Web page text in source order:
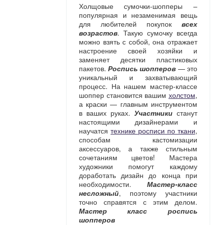
Холщовые сумочки-шопперы –
популярная и незаменимая вещь
для любителей покупок всех
возрастов. Такую сумочку всегда
можно взять с собой, она отражает
настроение своей хозяйки и
заменяет десятки пластиковых
пакетов.Роспись шопперов — это
уникальный и захватывающий
процесс. На нашем мастер-классе
шоппер становится вашим холстом,
а краски — главным инструментом
в ваших руках. Участникистанут
настоящими дизайнерами и
научатсятехнике росписи по ткани,
способам кастомизации
аксессуаров, а также стильным
сочетаниям цветов! Мастера
художники помогут каждому
доработать дизайн до конца при
необходимости. Мастер-класс
несложный, поэтому участники
точно справятся с этим делом.
Мастер класс роспись
шопперов